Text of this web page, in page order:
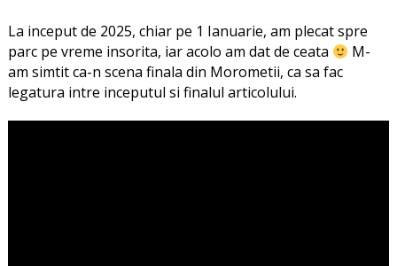
La inceput de 2025, chiar pe 1 Ianuarie, am plecat spre
parc pe vreme insorita, iar acolo am dat de ceata
M-
am simtit ca-n scena finala din Morometii, ca sa fac
legatura intre inceputul si finalul articolului.